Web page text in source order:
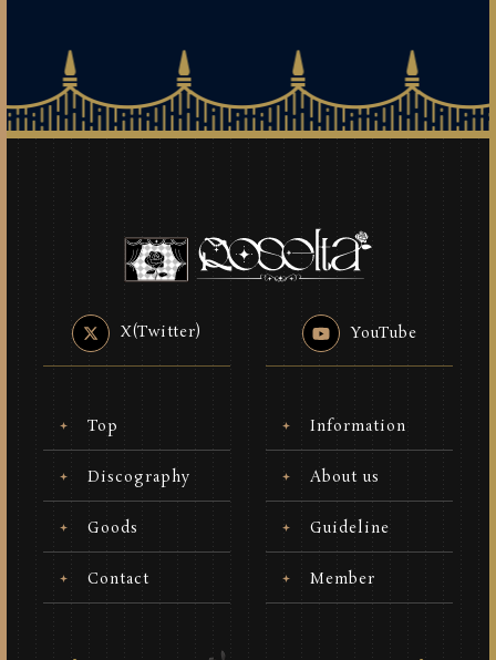
X(Twitter) YouTube
Top Information
Discography About us
Goods Guideline
Contact Member